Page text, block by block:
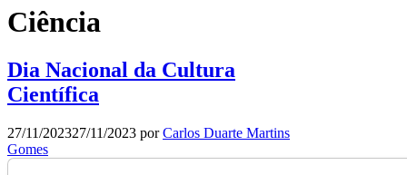
Ciência
Dia Nacional da Cultura
Científica
27/11/202327/11/2023 porCarlos Duarte Martins
Gomes